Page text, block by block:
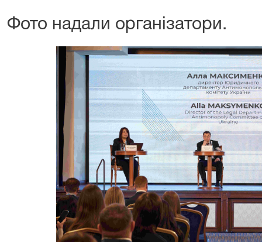
Фото надали організатори.